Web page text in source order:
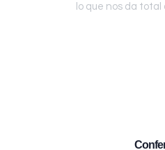
lo que nos da total